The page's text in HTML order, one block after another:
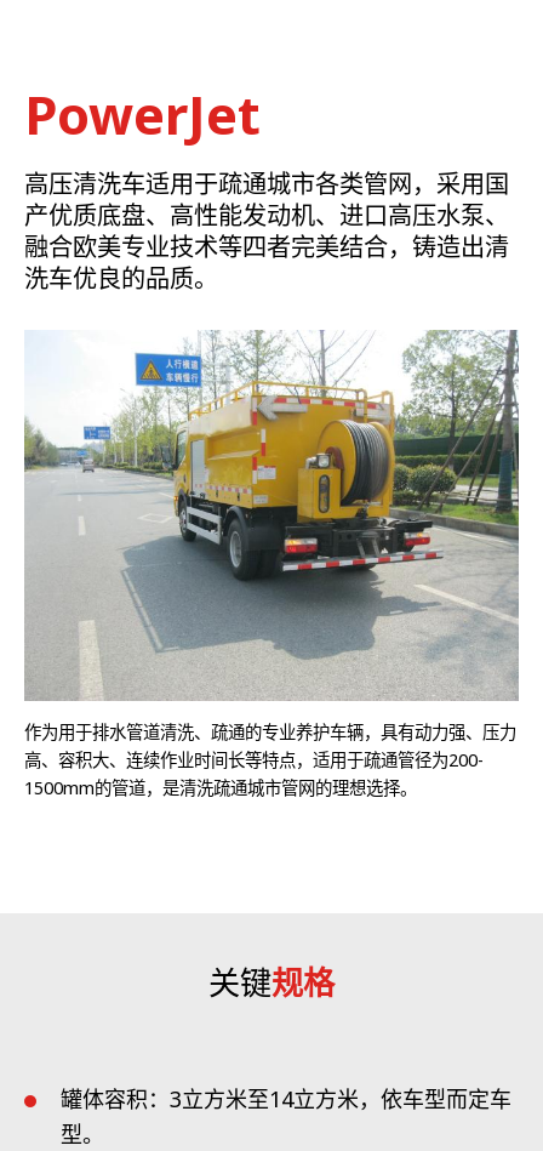
PowerJet
高压清洗车适用于疏通城市各类管网，采用国
产优质底盘、高性能发动机、进口高压水泵、
融合欧美专业技术等四者完美结合，铸造出清
洗车优良的品质。
作为用于排水管道清洗、疏通的专业养护车辆，具有动力强、压力
高、容积大、连续作业时间长等特点，适用于疏通管径为200-
1500mm的管道，是清洗疏通城市管网的理想选择。
关键规格
罐体容积：3立方米至14立方米，依车型而定车
型。